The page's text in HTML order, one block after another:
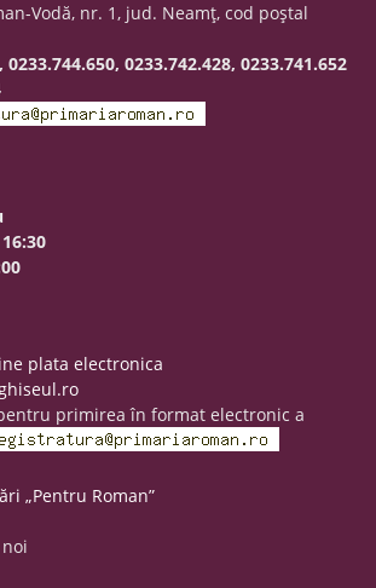
Vodă, nr. 1, jud. Neamţ, cod poştal
0233.744.650, 0233.742.428, 0233.741.652
plata electronica
primirea în format electronic a
„Pentru Roman”